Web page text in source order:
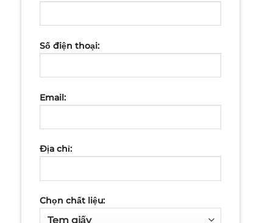
Số điện thoại:
Email:
Địa chỉ:
Chọn chất liệu: